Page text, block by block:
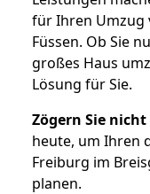
für Ihren Umzug
Füssen. Ob Sie
großes Haus
Lösung für Sie.
Zögern Sie nicht
heute, um Ihren
Freiburg im
planen.